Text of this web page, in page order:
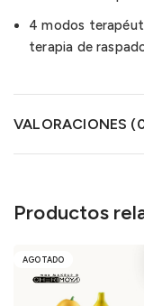
4 modos
terapia de
VALORACIONES
Productos
AGOTADO